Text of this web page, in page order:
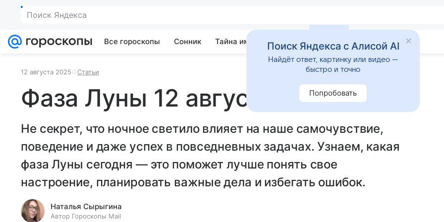
Поиск Яндекса
Все гороскопы Сонник Тайна имени Гадания Приметы
12 августа 2025 Статьи
Фаза Луны 12 августа 2025 года
Не секрет, что ночное светило влияет на наше самочувствие,
поведение и даже успех в повседневных задачах. Узнаем, какая
фаза Луны сегодня — это поможет лучше понять свое
настроение, планировать важные дела и избегать ошибок.
Наталья Сырыгина
Автор Гороскопы Mail
Поиск Яндекса с Алисой AI
Найдёт ответ, картинку или видео —
быстро и точно
Попробовать